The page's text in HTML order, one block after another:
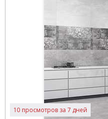
10 просмотров за 7 дней